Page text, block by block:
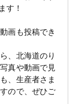
す！
画も投稿でき
、北海道のり
真や動画で見
、生産者さま
ので、ぜひご